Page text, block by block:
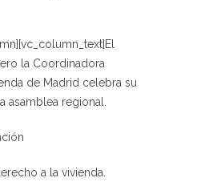
la Coordinadora
de Madrid celebra su
asamblea regional.
a la vivienda.